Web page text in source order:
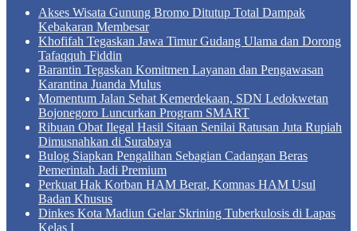
Akses Wisata Gunung Bromo Ditutup Total Dampak
Kebakaran Membesar
Khofifah Tegaskan Jawa Timur Gudang Ulama dan Dorong
Tafaqquh Fiddin
Barantin Tegaskan Komitmen Layanan dan Pengawasan
Karantina Juanda Mulus
Momentum Jalan Sehat Kemerdekaan, SDN Ledokwetan
Bojonegoro Luncurkan Program SMART
Ribuan Obat Ilegal Hasil Sitaan Senilai Ratusan Juta Rupiah
Dimusnahkan di Surabaya
Bulog Siapkan Pengalihan Sebagian Cadangan Beras
Pemerintah Jadi Premium
Perkuat Hak Korban HAM Berat, Komnas HAM Usul
Badan Khusus
Dinkes Kota Madiun Gelar Skrining Tuberkulosis di Lapas
Kelas I